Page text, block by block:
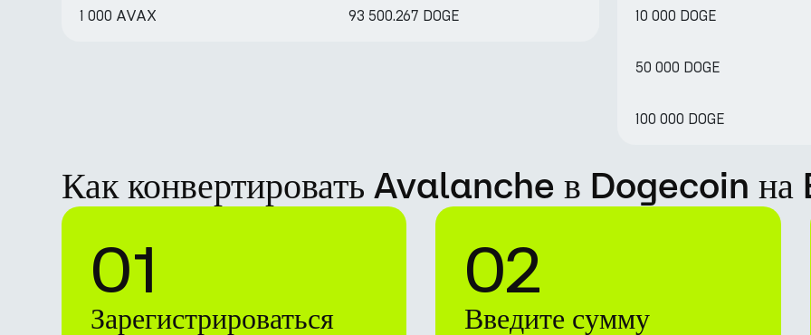
1 000 AVAX 93 500.267 DOGE 10 000 DOGE
50 000 DOGE
100 000 DOGE
Как конвертировать Avalanche в Dogecoin
01
Зарегистрироваться
02
Введите сумму